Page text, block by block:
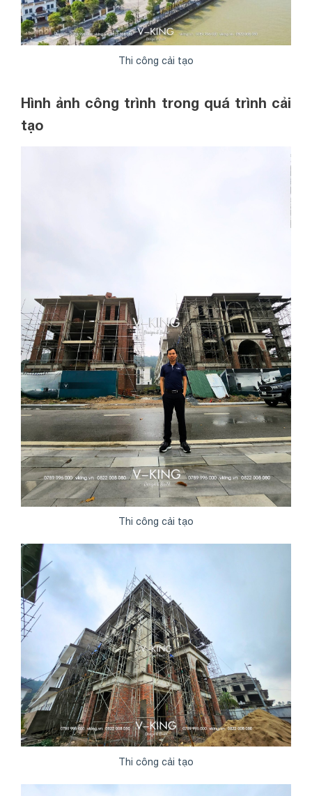
Thi công cải tạo
Hình ảnh công trình trong quá trình cải
tạo
Thi công cải tạo
Thi công cải tạo